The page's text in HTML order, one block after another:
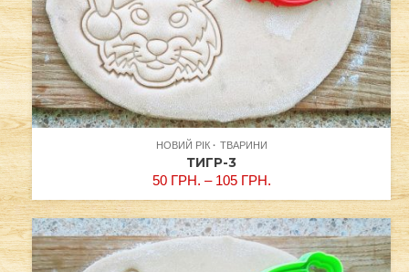
НОВИЙ РІК ТВАРИНИ
ТИГР-3
50 ГРН. – 105 ГРН.